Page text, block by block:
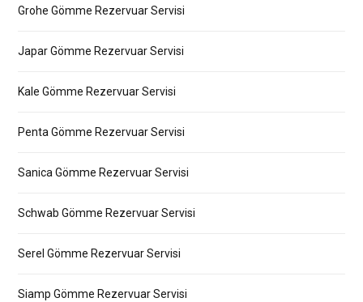
Grohe Gömme Rezervuar Servisi
Japar Gömme Rezervuar Servisi
Kale Gömme Rezervuar Servisi
Penta Gömme Rezervuar Servisi
Sanica Gömme Rezervuar Servisi
Schwab Gömme Rezervuar Servisi
Serel Gömme Rezervuar Servisi
Siamp Gömme Rezervuar Servisi